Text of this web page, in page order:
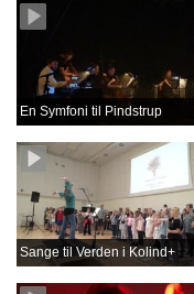
En Symfoni til Pindstrup
Sange til Verden i Kolind+